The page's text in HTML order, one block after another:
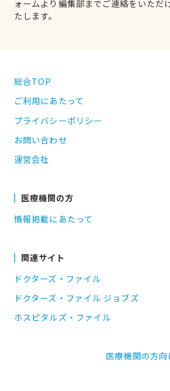
ォームより編集部までご連絡をいただ
たします。
総合TOP
ご利用にあたって
プライバシーポリシー
お問い合わせ
運営会社
医療機関の方
情報掲載にあたって
関連サイト
ドクターズ・ファイル
ドクターズ・ファイル ジョブズ
ホスピタルズ・ファイル
医療機関の方